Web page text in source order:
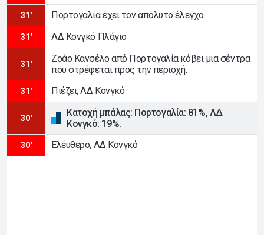
31' Πορτογαλία έχει τον απόλυτο έλεγχο
31' ΛΔ Κονγκό Πλάγιο
31'
Ζοάο Κανσέλο από Πορτογαλία κόβει μια σέντρα
που στρέφεται προς την περιοχή.
31' Πιέζει, ΛΔ Κονγκό
30'
Κατοχή μπάλας: Πορτογαλία: 81%, ΛΔ
Κονγκό: 19%.
30' Ελέυθερο, ΛΔ Κονγκό